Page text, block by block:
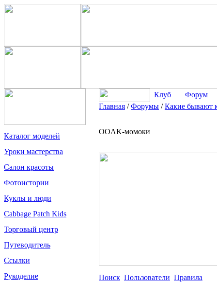
Каталог моделей
Уроки мастерства
Салон красоты
Фотоистории
Куклы и люди
Cabbage Patch Kids
Торговый центр
Путеводитель
Ссылки
Рукоделие
Клуб
Форум
Главная /Форумы /Какие бывают
OOAK-момоки
Поиск Пользователи Правила